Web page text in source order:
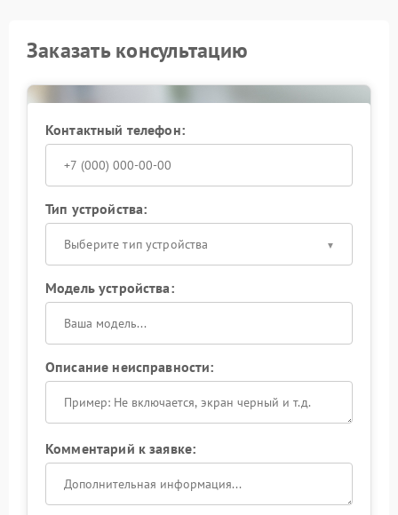
Заказать консультацию
Контактный телефон:
Тип устройства:
Выберите тип устройства
Модель устройства:
Описание неисправности:
Комментарий к заявке: